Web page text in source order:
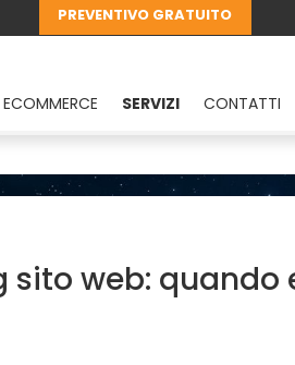
PREVENTIVO GRATUITO
ECOMMERCE SERVIZI CONTATTI
sito web: quando